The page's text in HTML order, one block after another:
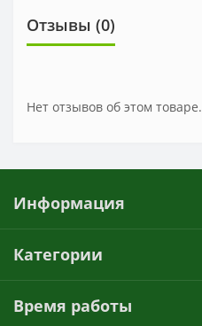
Отзывы (0)
Нет отзывов об этом товаре.
Информация
Категории
Время работы